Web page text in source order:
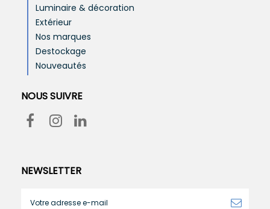
Luminaire & décoration
Extérieur
Nos marques
Destockage
Nouveautés
NOUS SUIVRE
NEWSLETTER